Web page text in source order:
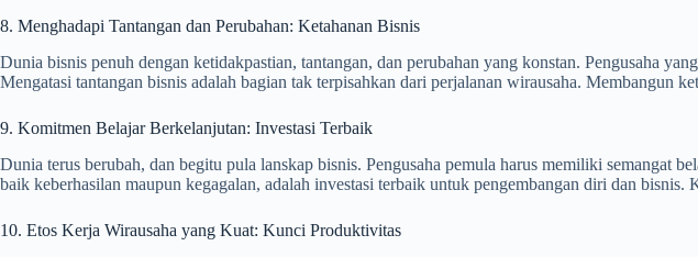
8. Menghadapi Tantangan dan Perubahan: Ketahanan Bisnis
Dunia bisnis penuh dengan ketidakpastian, tantangan, dan perubahan yang konstan. Pengusaha
Mengatasi tantangan bisnis adalah bagian tak terpisahkan dari perjalanan wirausaha. Membangun
9. Komitmen Belajar Berkelanjutan: Investasi Terbaik
Dunia terus berubah, dan begitu pula lanskap bisnis. Pengusaha pemula harus memiliki semangat
baik keberhasilan maupun kegagalan, adalah investasi terbaik untuk pengembangan diri dan
10. Etos Kerja Wirausaha yang Kuat: Kunci Produktivitas